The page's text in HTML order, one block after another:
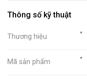
Thông số kỹ thuật
Thương hiệu
Mã sản phẩm